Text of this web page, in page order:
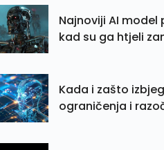
Najnoviji AI
kad su ga htjeli
Kada i zašto
ograničenja i